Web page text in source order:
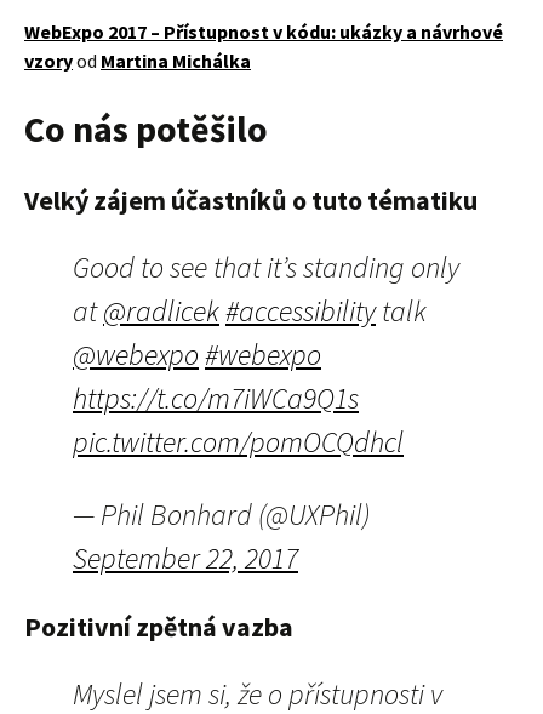
WebExpo 2017 – Přístupnost v kódu: ukázky a návrhové
vzoryod Martina Michálka
Co nás potěšilo
Velký zájem účastníků o tuto tématiku
Good to see that it’s standing only
at@radlicek#accessibilitytalk
@webexpo#webexpo
https://t.co/m7iWCa9Q1s
pic.twitter.com/pomOCQdhcl
— Phil Bonhard (@UXPhil)
September 22, 2017
Pozitivní zpětná vazba
Myslel jsem si, že o přístupnosti v